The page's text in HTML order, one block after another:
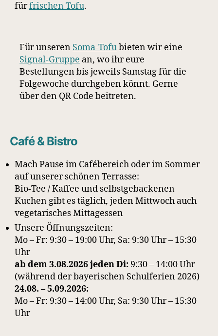
fürfrischen Tofu.
Für unseren Soma-Tofubieten wir eine
Signal-Gruppe an, wo ihr eure
Bestellungen bis jeweils Samstag für die
Folgewoche durchgeben könnt. Gerne
über den QR Code beitreten.
Café & Bistro
Mach Pause im Cafébereich oder im Sommer
auf unserer schönen Terrasse:
Bio-Tee / Kaffee und selbstgebackenen
Kuchen gibt es täglich, jeden Mittwoch auch
vegetarisches Mittagessen
Unsere Öffnungszeiten:
Mo – Fr: 9:30 – 19:00 Uhr, Sa: 9:30 Uhr – 15:30
Uhr
ab dem 3.08.2026 jeden Di: 9:30 – 14:00 Uhr
(während der bayerischen Schulferien 2026)
24.08. – 5.09.2026:
Mo – Fr: 9:30 – 14:00 Uhr, Sa: 9:30 Uhr – 15:30
Uhr